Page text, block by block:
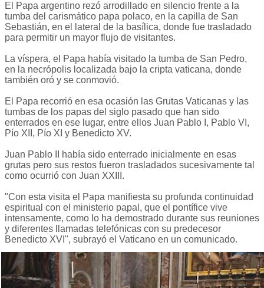
El Papa argentino rezó arrodillado en silencio frente a la
tumba del carismático papa polaco, en la capilla de San
Sebastián, en el lateral de la basílica, donde fue trasladado
para permitir un mayor flujo de visitantes.
La víspera, el Papa había visitado la tumba de San Pedro,
en la necrópolis localizada bajo la cripta vaticana, donde
también oró y se conmovió.
El Papa recorrió en esa ocasión las Grutas Vaticanas y las
tumbas de los papas del siglo pasado que han sido
enterrados en ese lugar, entre ellos Juan Pablo I, Pablo VI,
Pío XII, Pío XI y Benedicto XV.
Juan Pablo II había sido enterrado inicialmente en esas
grutas pero sus restos fueron trasladados sucesivamente tal
como ocurrió con Juan XXIII.
"Con esta visita el Papa manifiesta su profunda continuidad
espiritual con el ministerio papal, que el pontífice vive
intensamente, como lo ha demostrado durante sus reuniones
y diferentes llamadas telefónicas con su predecesor
Benedicto XVI", subrayó el Vaticano en un comunicado.